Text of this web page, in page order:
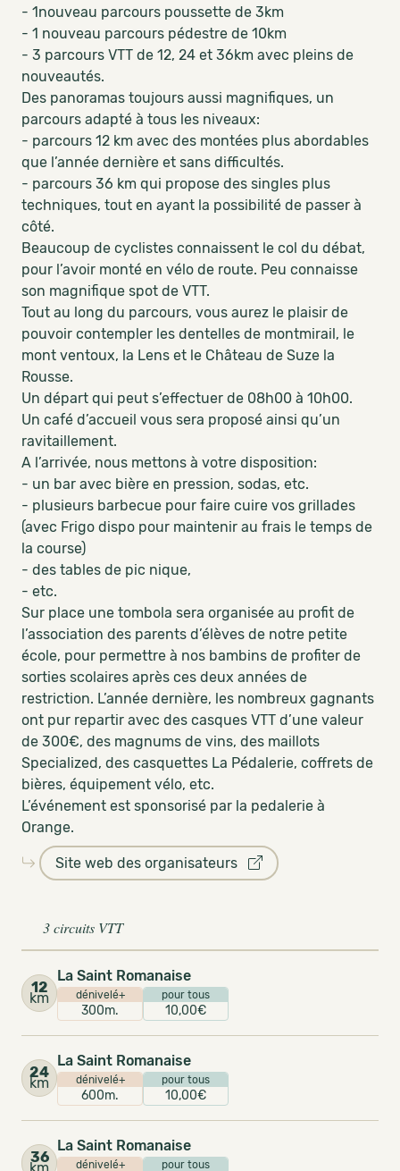
- 1nouveau parcours poussette de 3km
- 1 nouveau parcours pédestre de 10km
- 3 parcours VTT de 12, 24 et 36km avec pleins de
nouveautés.
Des panoramas toujours aussi magnifiques, un
parcours adapté à tous les niveaux:
- parcours 12 km avec des montées plus abordables
que l’année dernière et sans difficultés.
- parcours 36 km qui propose des singles plus
techniques, tout en ayant la possibilité de passer à
côté.
Beaucoup de cyclistes connaissent le col du débat,
pour l’avoir monté en vélo de route. Peu connaisse
son magnifique spot de VTT.
Tout au long du parcours, vous aurez le plaisir de
pouvoir contempler les dentelles de montmirail, le
mont ventoux, la Lens et le Château de Suze la
Rousse.
Un départ qui peut s’effectuer de 08h00 à 10h00.
Un café d’accueil vous sera proposé ainsi qu’un
ravitaillement.
A l’arrivée, nous mettons à votre disposition:
- un bar avec bière en pression, sodas, etc.
- plusieurs barbecue pour faire cuire vos grillades
(avec Frigo dispo pour maintenir au frais le temps de
la course)
- des tables de pic nique,
- etc.
Sur place une tombola sera organisée au profit de
l’association des parents d’élèves de notre petite
école, pour permettre à nos bambins de profiter de
sorties scolaires après ces deux années de
restriction. L’année dernière, les nombreux gagnants
ont pur repartir avec des casques VTT d’une valeur
de 300€, des magnums de vins, des maillots
Specialized, des casquettes La Pédalerie, coffrets de
bières, équipement vélo, etc.
L’événement est sponsorisé par la pedalerie à
Orange.
Site web des organisateurs
3 circuits VTT
12
km
La Saint Romanaise
dénivelé+
300m.
pour tous
10,00€
24
km
La Saint Romanaise
dénivelé+
600m.
pour tous
10,00€
36
La Saint Romanaise
dénivelé+ pour tous